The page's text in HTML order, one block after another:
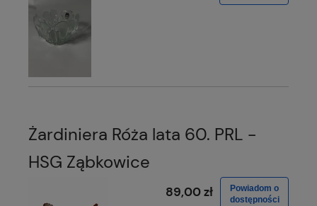
Żardiniera Róża lata 60. PRL -
HSG Ząbkowice
89,00 zł
Powiadom o
dostępności